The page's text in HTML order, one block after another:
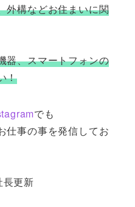
外構などお住まいに関
器、スマートフォンの
！
でも
仕事の事を発信してお
更新